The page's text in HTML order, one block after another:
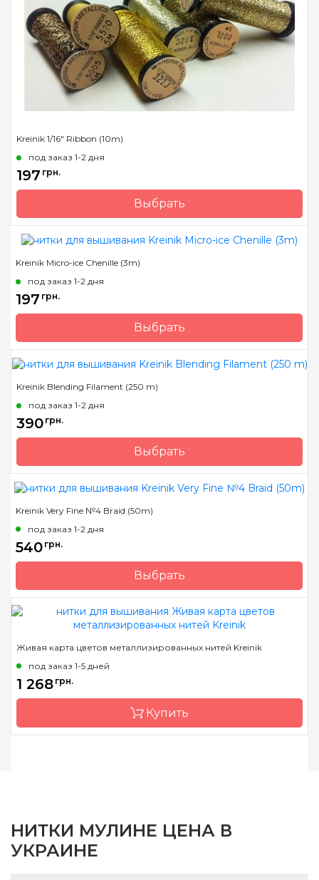
Kreinik 1/16" Ribbon (10m)
под заказ 1-2 дня
197 грн.
Выбрать
Бренд
Kreinik
Страна-производитель
США
Метраж
Состав
Kreinik Micro-ice Chenille (3m)
под заказ 1-2 дня
197 грн.
Выбрать
Бренд
Kreinik
Страна-производитель
США
Метраж
Состав
Kreinik Blending Filament (250 m)
под заказ 1-2 дня
390 грн.
Выбрать
Бренд
Kreinik
Страна-производитель
США
Метраж
Состав
Kreinik Very Fine №4 Braid (50m)
под заказ 1-2 дня
540 грн.
Выбрать
Бренд
Kreinik
Страна-производитель
США
Живая карта цветов металлизированных нитей Kreinik
под заказ 1-5 дней
1 268 грн.
Купить
НИТКИ МУЛИНЕ ЦЕНА В
УКРАИНЕ